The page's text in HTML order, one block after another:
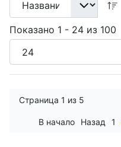
Показано 1 - 24 из 100
Страница 1 из 5
В начало Назад 1